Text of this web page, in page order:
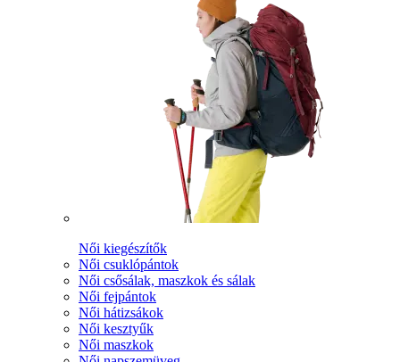
Női kiegészítők
Női csuklópántok
Női csősálak, maszkok és sálak
Női fejpántok
Női hátizsákok
Női kesztyűk
Női maszkok